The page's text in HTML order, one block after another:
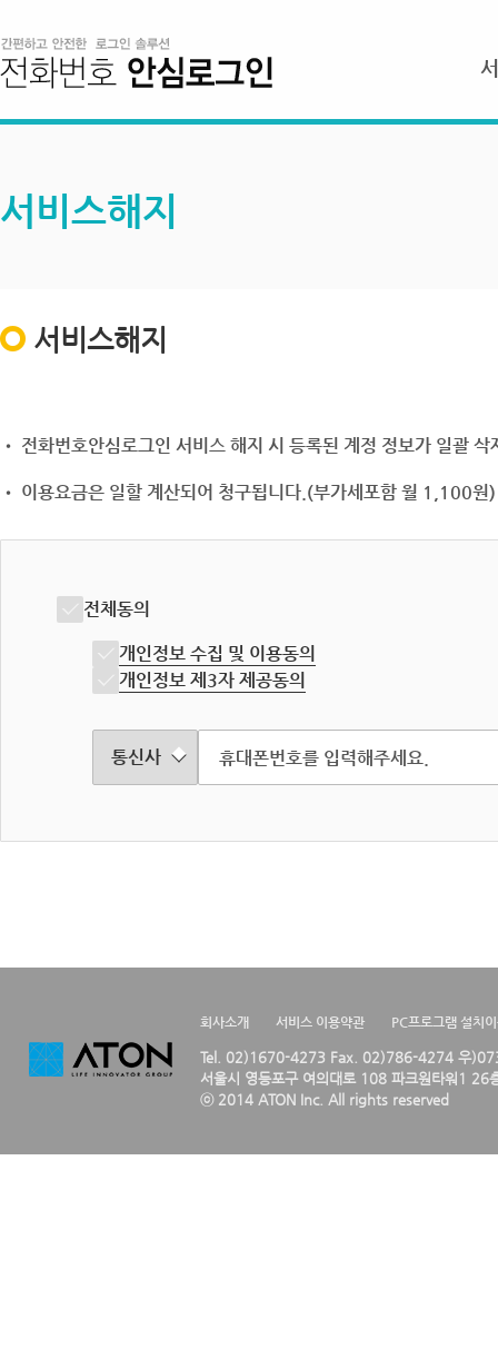
서비스해지
서비스해지
• 전화번호안심로그인 서비스 해지 시 등록된 계정 정보가 일괄
• 이용요금은 일할 계산되어 청구됩니다.(부가세포함 월 1,100원)
전체동의
개인정보 수집 및 이용동의
개인정보 제3자 제공동의
회사소개 서비스 이용약관 PC프로그램 설치
Tel. 02)1670-4273 Fax. 02)786-4274 우
서울시 영등포구 여의대로 108 파크원타워1 26
ⓒ 2014 ATON Inc. All rights reserved